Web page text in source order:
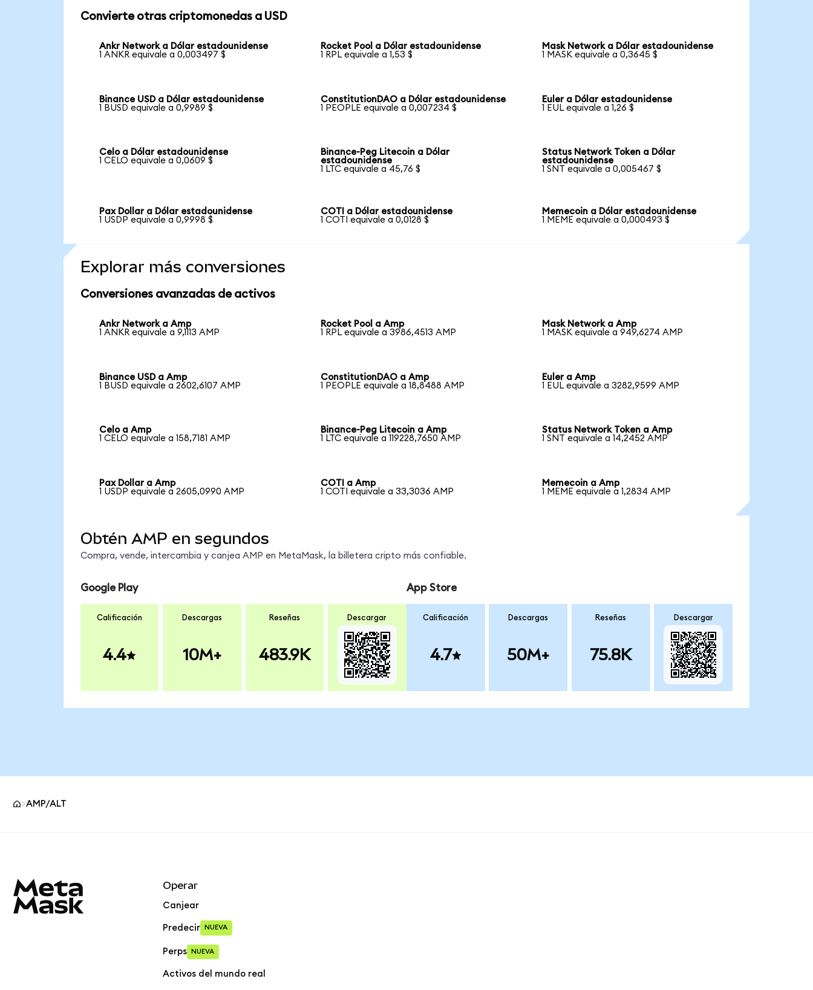
Convierte otras criptomonedas a USD
Ankr Network a Dólar estadounidense
1 ANKR equivale a 0,003497 $
Rocket Pool a Dólar estadounidense
1 RPL equivale a 1,53 $
Mask Network a Dólar estadounidense
1 MASK equivale a 0,3645 $
Binance USD a Dólar estadounidense
1 BUSD equivale a 0,9989 $
ConstitutionDAO a Dólar estadounidense
1 PEOPLE equivale a 0,007234 $
Euler a Dólar estadounidense
1 EUL equivale a 1,26 $
Celo a Dólar estadounidense
1 CELO equivale a 0,0609 $
Binance-Peg Litecoin a Dólar
estadounidense
1 LTC equivale a 45,76 $
Status Network Token a Dólar
estadounidense
1 SNT equivale a 0,005467 $
Pax Dollar a Dólar estadounidense
1 USDP equivale a 0,9998 $
COTI a Dólar estadounidense
1 COTI equivale a 0,0128 $
Memecoin a Dólar estadounidense
1 MEME equivale a 0,000493 $
Explorar más conversiones
Conversiones avanzadas de activos
Ankr Network a Amp
1 ANKR equivale a 9,1113 AMP
Rocket Pool a Amp
1 RPL equivale a 3986,4513 AMP
Mask Network a Amp
1 MASK equivale a 949,6274 AMP
Binance USD a Amp
1 BUSD equivale a 2602,6107 AMP
ConstitutionDAO a Amp
1 PEOPLE equivale a 18,8488 AMP
Euler a Amp
1 EUL equivale a 3282,9599 AMP
Celo a Amp
1 CELO equivale a 158,7181 AMP
Binance-Peg Litecoin a Amp
1 LTC equivale a 119228,7650 AMP
Status Network Token a Amp
1 SNT equivale a 14,2452 AMP
Pax Dollar a Amp
1 USDP equivale a 2605,0990 AMP
COTI a Amp
1 COTI equivale a 33,3036 AMP
Memecoin a Amp
1 MEME equivale a 1,2834 AMP
Obtén AMP en segundos
Compra, vende, intercambia y canjea AMP en MetaMask, la billetera cripto más confiable.
Google Play
Calificación
4.4
Descargas
10M+
Reseñas
483.9K
Descargar
App Store
Calificación
4.7
Descargas
50M+
Reseñas
75.8K
Descargar
AMP/ALT
Operar
Canjear
Predecir NUEVA
Perps NUEVA
Activos del mundo real